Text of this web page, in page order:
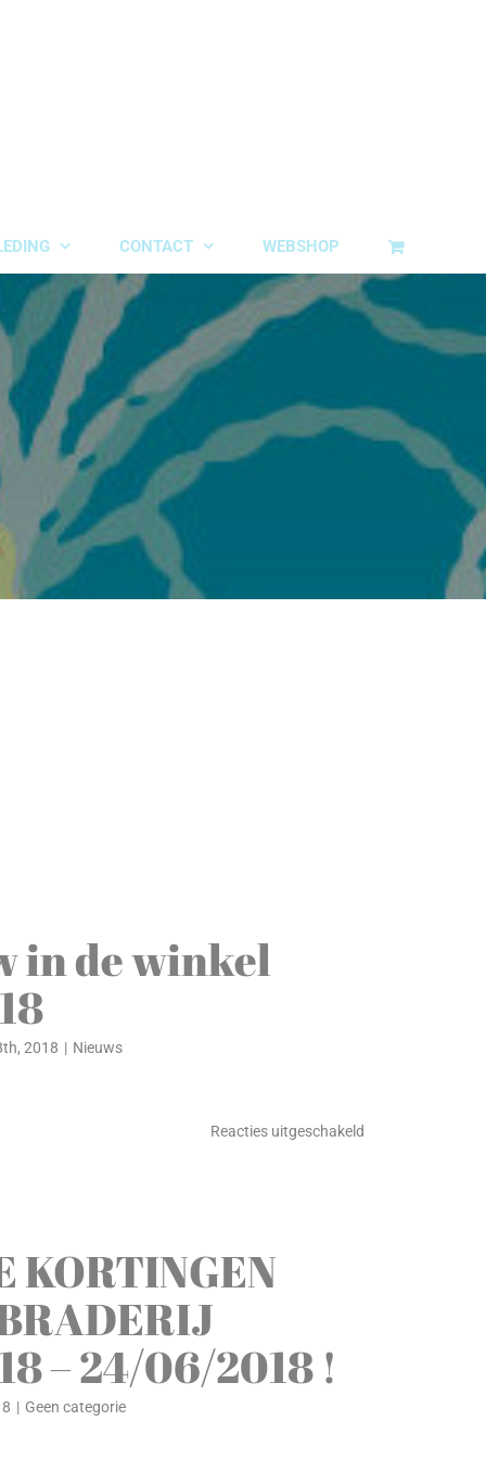
CONTACT WEBSHOP
in de winkel
2018 | Nieuws
Reacties uitgeschakeldvoor
KORTINGEN
– 24/06/2018 !
| Geen categorie